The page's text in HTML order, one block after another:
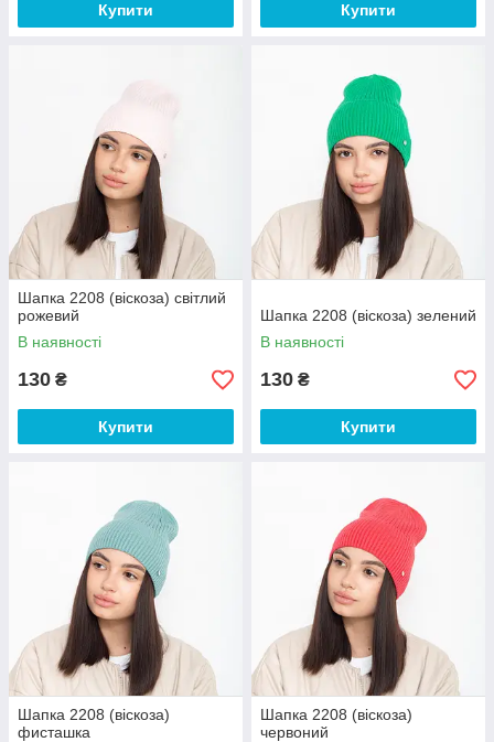
Купити Купити
Шапка 2208 (віскоза) світлий
рожевий
В наявності
130 ₴
Купити
Шапка 2208 (віскоза) зелений
В наявності
130 ₴
Купити
Шапка 2208 (віскоза)
фисташка
Шапка 2208 (віскоза)
червоний